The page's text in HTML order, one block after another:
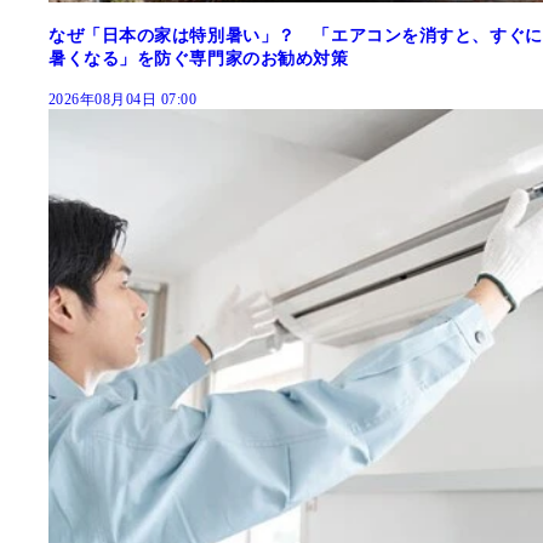
なぜ「日本の家は特別暑い」？ 「エアコンを消すと、すぐに
暑くなる」を防ぐ専門家のお勧め対策
2026年08月04日 07:00